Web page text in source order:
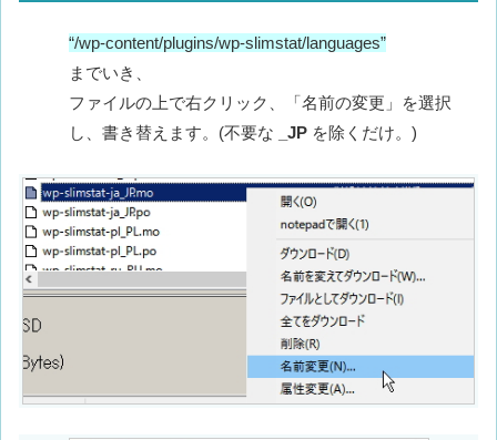
“/wp-content/plugins/wp-slimstat/languages”
までいき、
ファイルの上で右クリック、「名前の変更」を選択
し、書き替えます。(不要な
_JP を除くだけ。)